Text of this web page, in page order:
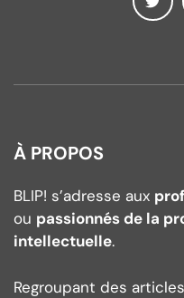
À PROPOS
BLIP! s’adresse aux
ou passionnés de la
intellectuelle.
Regroupant des